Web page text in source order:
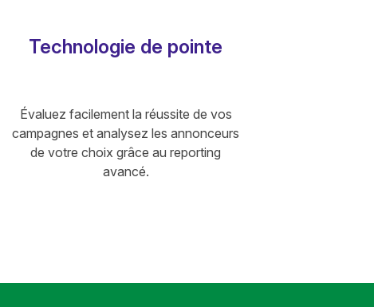
Technologie de pointe
Évaluez facilement la réussite de vos
campagnes et analysez les annonceurs
de votre choix grâce au reporting
avancé.